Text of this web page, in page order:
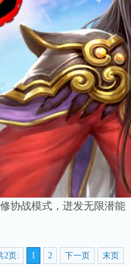
协战模式，迸发无限潜能
2页: 1 2 下一页 末页